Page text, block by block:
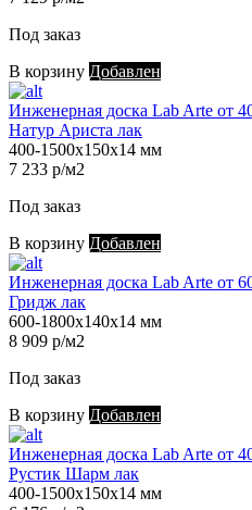
Под заказ
В корзину Добавлен
Инженерная доска Lab Arte от
Натур Ариста лак
400-1500х150х14 мм
7 233 р/м2
Под заказ
В корзину Добавлен
Инженерная доска Lab Arte от
Гридж лак
600-1800х140х14 мм
8 909 р/м2
Под заказ
В корзину Добавлен
Инженерная доска Lab Arte от
Рустик Шарм лак
400-1500х150х14 мм